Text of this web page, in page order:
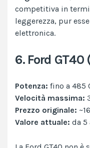
competitiva in
leggerezza, pur
elettronica.
6. Ford GT40
Potenza: fino a 485
Velocità massima:
Prezzo originale:
Valore attuale: da 5